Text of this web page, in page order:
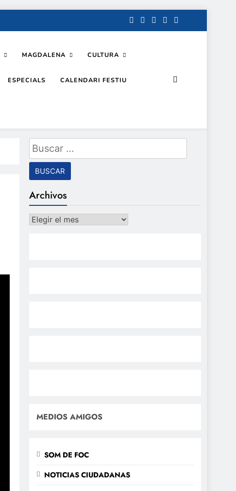
MAGDALENA CULTURA
ESPECIALS CALENDARI FESTIU
Buscar:
Archivos
Archivos
MEDIOS AMIGOS
SOM DE FOC
NOTICIAS CIUDADANAS